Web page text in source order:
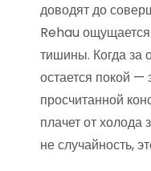
доводят до
Rehau
тишины. Когда за
остается покой —
просчитанной
плачет от холода
не случайность,